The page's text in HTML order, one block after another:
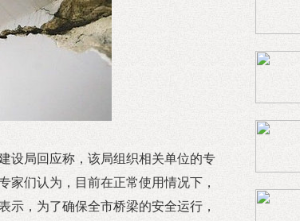
设局回应称，该局组织相关单位的专
家们认为，目前在正常使用情况下，
示，为了确保全市桥梁的安全运行，